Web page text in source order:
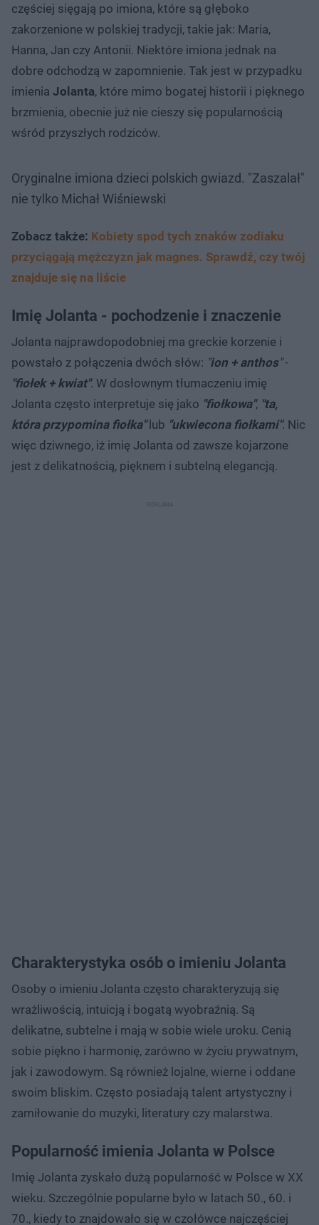
częściej sięgają po imiona, które są głęboko
zakorzenione w polskiej tradycji, takie jak: Maria,
Hanna, Jan czy Antonii. Niektóre imiona jednak na
dobre odchodzą w zapomnienie. Tak jest w przypadku
imienia Jolanta, które mimo bogatej historii i pięknego
brzmienia, obecnie już nie cieszy się popularnością
wśród przyszłych rodziców.
Oryginalne imiona dzieci polskich gwiazd. "Zaszalał"
nie tylko Michał Wiśniewski
Zobacz także: Kobiety spod tych znaków zodiaku
przyciągają mężczyzn jak magnes. Sprawdź, czy twój
znajduje się na liście
Imię Jolanta - pochodzenie i znaczenie
Jolanta najprawdopodobniej ma greckie korzenie i
powstało z połączenia dwóch słów: "ion + anthos" -
"fiołek + kwiat". W dosłownym tłumaczeniu imię
Jolanta często interpretuje się jako "fiołkowa", "ta,
która przypomina fiołka"lub "ukwiecona fiołkami". Nic
więc dziwnego, iż imię Jolanta od zawsze kojarzone
jest z delikatnością, pięknem i subtelną elegancją.
Charakterystyka osób o imieniu Jolanta
Osoby o imieniu Jolanta często charakteryzują się
wrażliwością, intuicją i bogatą wyobraźnią. Są
delikatne, subtelne i mają w sobie wiele uroku. Cenią
sobie piękno i harmonię, zarówno w życiu prywatnym,
jak i zawodowym. Są również lojalne, wierne i oddane
swoim bliskim. Często posiadają talent artystyczny i
zamiłowanie do muzyki, literatury czy malarstwa.
Popularność imienia Jolanta w Polsce
Imię Jolanta zyskało dużą popularność w Polsce w XX
wieku. Szczególnie popularne było w latach 50., 60. i
70., kiedy to znajdowało się w czołówce najczęściej